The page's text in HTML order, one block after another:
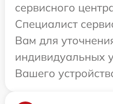
сервисного
Специалист
Вам для
индивидуальных
Вашего